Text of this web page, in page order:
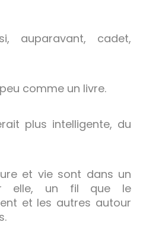
auparavant, cadet,
comme un livre.
plus intelligente, du
et vie sont dans un
elle, un fil que le
et les autres autour